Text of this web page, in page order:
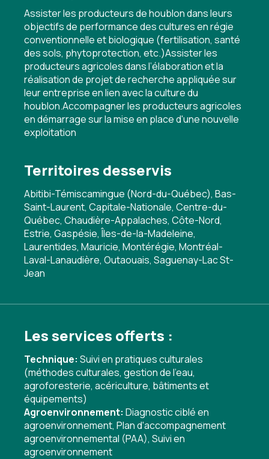
Assister les producteurs de houblon dans leurs
objectifs de performance des cultures en régie
conventionnelle et biologique (fertilisation, santé
des sols, phytoprotection, etc.)Assister les
producteurs agricoles dans l’élaboration et la
réalisation de projet de recherche appliquée sur
leur entreprise en lien avec la culture du
houblon.Accompagner les producteurs agricoles
en démarrage sur la mise en place d'une nouvelle
exploitation
Territoires desservis
Abitibi-Témiscamingue (Nord-du-Québec), Bas-
Saint-Laurent, Capitale-Nationale, Centre-du-
Québec, Chaudière-Appalaches, Côte-Nord,
Estrie, Gaspésie, Îles-de-la-Madeleine,
Laurentides, Mauricie, Montérégie, Montréal-
Laval-Lanaudière, Outaouais, Saguenay-Lac St-
Jean
Les services offerts :
Technique: Suivi en pratiques culturales
(méthodes culturales, gestion de l'eau,
agroforesterie, acériculture, bâtiments et
équipements)
Agroenvironnement: Diagnostic ciblé en
agroenvironnement, Plan d'accompagnement
agroenvironnemental (PAA), Suivi en
agroenvironnement